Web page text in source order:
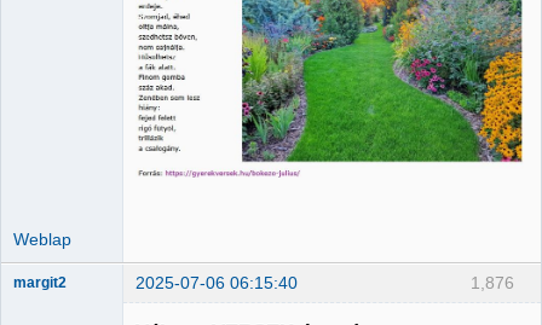
Weblap
1,876
margit2 2025-07-06 06:15:40